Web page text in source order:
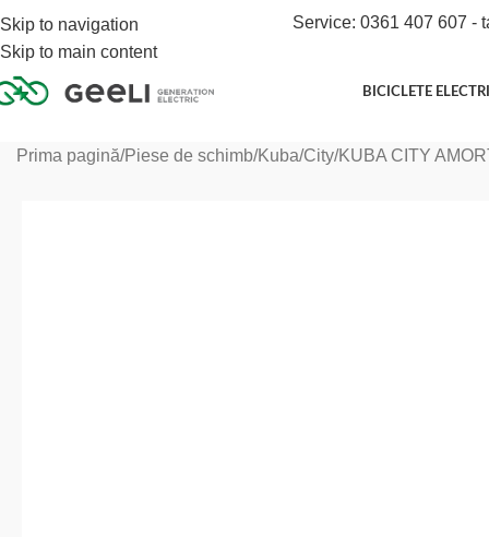
Skip to navigation
Skip to main content
Service: 0361 407 607 -
BICICLETE
Prima pagină Piese de schimb Kuba City KUBA CITY